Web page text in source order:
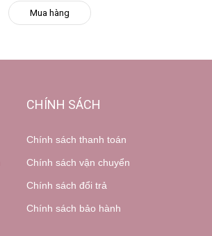
Mua hàng
CHÍNH SÁCH
Chính sách thanh toán
Chính sách vận chuyển
Chính sách đổi trả
Chính sách bảo hành